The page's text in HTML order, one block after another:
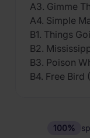
A3. Gimme
A4. Simple
B1. Things
B2.
B3. Poison
B4. Free Bird
100%